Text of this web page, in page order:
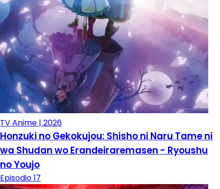
TV Anime | 2026
Honzuki no Gekokujou: Shisho ni Naru Tame ni
wa Shudan wo Erandeiraremasen - Ryoushu
no Youjo
Episodio 17